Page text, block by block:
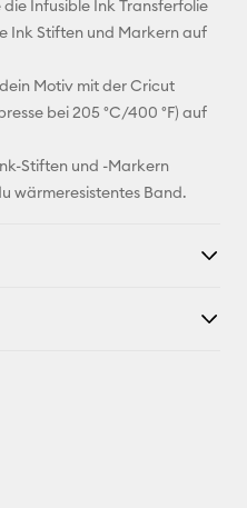
Infusible Ink Transferfolie
Ink Stiften und Markern auf
Motiv mit der Cricut
bei 205 °C/400 °F) auf
Stiften und -Markern
wärmeresistentes Band.